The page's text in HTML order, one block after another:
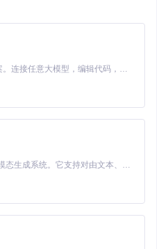
速上手Vikunja
查
的云服务器或本地服务器都能
Compose，它们就像搭建
的运行环境。此外，确保服务
或443端口，以便外部访问。
议使用Linux系统部署，操作相
快速启动
Claude Code 的开源替代方案。连接任意大模型，编辑代码，运行命令，自动验证 — 全自动执行。用 Rust 构建，极致性能。 ｜ An open-source alternative to Claude Code. Connect any LLM, edit code, run commands, and verify changes — autonomously. Built in Rust for speed. Get Started
MiniMax H3 是一个通用的全模态生成系统。它支持对由文本、图像、视频和音频组成的多模态上下文进行统一理解，并能生成分辨率高达 2K、时长可达 15 秒的带原生立体声音频的视频。得益于面向任务泛化的系统设计，H3 在预训练阶段就已具备广泛的多模态上下文理解与生成能力，能够出色地执行复杂的多模态指令。